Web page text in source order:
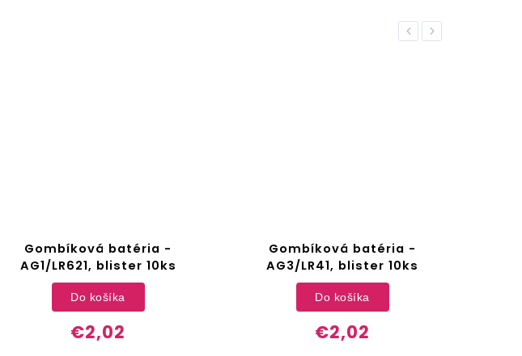
Previous
Gombíková batéria -
AG1/LR621, blister 10ks
€2,02
Do košíka
Gombíková batéria -
AG3/LR41, blister 10ks
€2,02
Do košíka
Next